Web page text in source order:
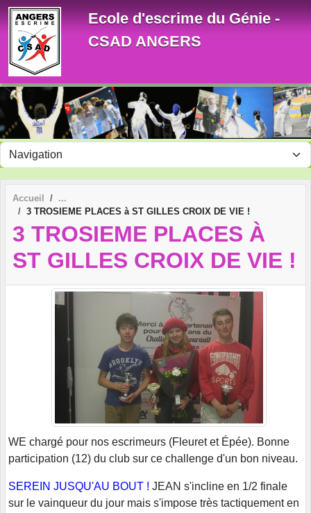
Ecole d'escrime du Génie -
CSAD ANGERS
Accueil
3 TROSIEME PLACES à ST GILLES CROIX DE VIE !
3 TROSIEME PLACES À
ST GILLES CROIX DE VIE !
WE chargé pour nos escrimeurs (Fleuret et Épée). Bonne
participation (12) du club sur ce challenge d'un bon niveau.
SEREIN JUSQU'AU BOUT ! JEAN s'incline en 1/2 finale
sur le vainqueur du jour mais s'impose très tactiquement en
Panneau de gestion des cookies